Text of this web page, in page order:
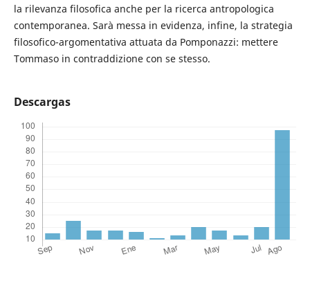
la rilevanza filosofica anche per la ricerca antropologica
contemporanea. Sarà messa in evidenza, infine, la strategia
filosofico-argomentativa attuata da Pomponazzi: mettere
Tommaso in contraddizione con se stesso.
Descargas